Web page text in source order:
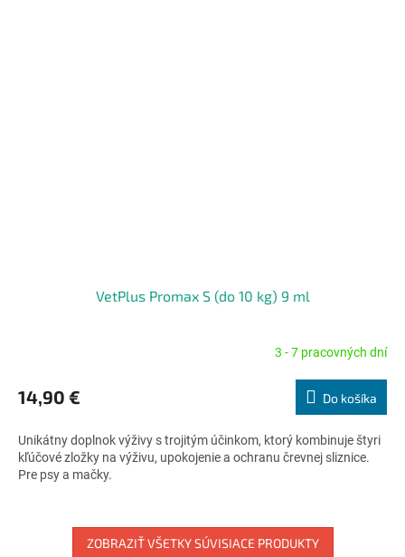
VetPlus Promax S (do 10 kg) 9 ml
produktu
je
z
5
hviezdičiek.
3 - 7 pracovných dní
14,90 € Do košíka
Unikátny doplnok výživy s trojitým účinkom, ktorý kombinuje štyri
kľúčové zložky na výživu, upokojenie a ochranu črevnej sliznice.
Pre psy a mačky.
ZOBRAZIŤ VŠETKY SÚVISIACE PRODUKTY